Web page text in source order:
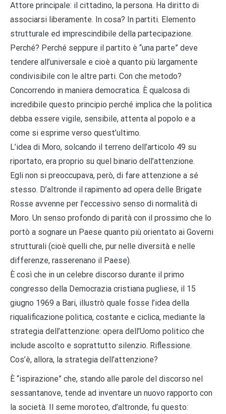
Attore principale: il cittadino, la persona. Ha diritto di
associarsi liberamente. In cosa? In partiti. Elemento
strutturale ed imprescindibile della partecipazione.
Perché? Perché seppure il partito è “una parte” deve
tendere all’universale e cioè a quanto più largamente
condivisibile con le altre parti. Con che metodo?
Concorrendo in maniera democratica. È qualcosa di
incredibile questo principio perché implica che la politica
debba essere vigile, sensibile, attenta al popolo e a
come si esprime verso quest’ultimo.
L’idea di Moro, solcando il terreno dell’articolo 49 su
riportato, era proprio su quel binario dell’attenzione.
Egli non si preoccupava, però, di fare attenzione a sé
stesso. D’altronde il rapimento ad opera delle Brigate
Rosse avvenne per l’eccessivo senso di normalità di
Moro. Un senso profondo di parità con il prossimo che lo
portò a sognare un Paese quanto più orientato ai Governi
strutturali (cioè quelli che, pur nelle diversità e nelle
differenze, rasserenano il Paese).
È così che in un celebre discorso durante il primo
congresso della Democrazia cristiana pugliese, il 15
giugno 1969 a Bari, illustrò quale fosse l’idea della
riqualificazione politica, costante e ciclica, mediante la
strategia dell’attenzione: opera dell’Uomo politico che
include ascolto e soprattutto silenzio. Riflessione.
Cos’è, allora, la strategia dell’attenzione?
È “ispirazione” che, stando alle parole del discorso nel
sessantanove, tende ad inventare un nuovo rapporto con
la società. Il seme moroteo, d’altronde, fu questo: